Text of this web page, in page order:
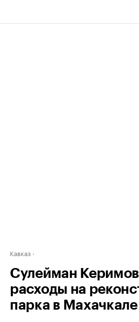
Кавказ
Сулейман Керимов
расходы на
парка в Махачкале